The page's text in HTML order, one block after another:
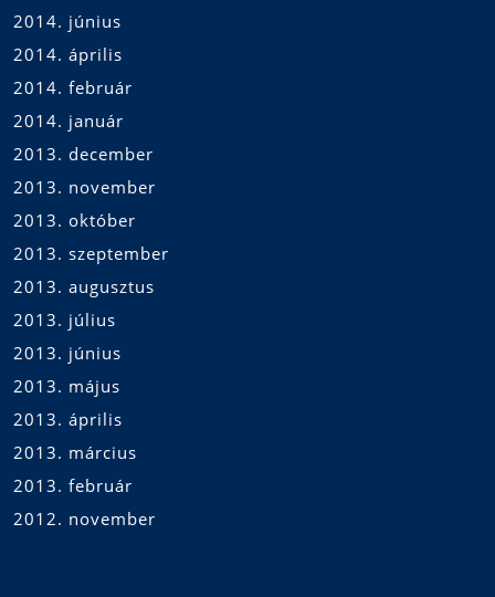
2014. június
2014. április
2014. február
2014. január
2013. december
2013. november
2013. október
2013. szeptember
2013. augusztus
2013. július
2013. június
2013. május
2013. április
2013. március
2013. február
2012. november